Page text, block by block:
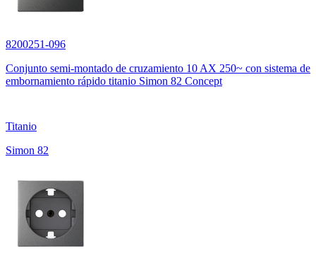
8200251-096
Conjunto semi-montado de cruzamiento 10 AX 250~ con sistema de
embornamiento rápido titanio Simon 82 Concept
Titanio
Simon 82